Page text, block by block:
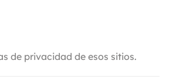
de privacidad de esos sitios.